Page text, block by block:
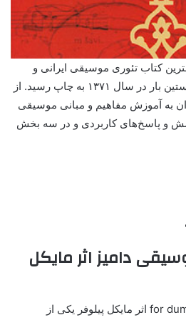
کتاب تئوری موسیقی ایرانی و
غربی شهرت دارد و برای نخستین بار در سال ۱۳۷۱ به چاپ رسید. از
به آموزش مفاهیم و مبانی موسیقی
و پاسخ‌های کاربردی و در سه بخش
دامیز اثر مایکل
کتاب تئوری موسیقی for dummies اثر مایکل پیلوفر یکی از